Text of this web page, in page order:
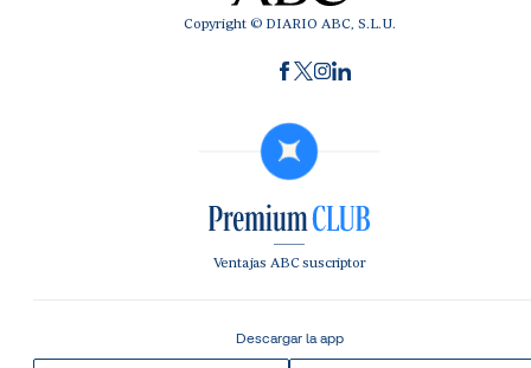
Copyright © DIARIO ABC, S.L.U.
Ventajas ABC suscriptor
Descargar la app